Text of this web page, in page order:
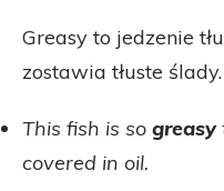
Greasy to jedzenie
zostawia tłuste ślady.
This fish is so greasy
covered in oil.